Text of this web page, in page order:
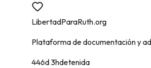
LibertadParaRuth.org
Plataforma de documentación y
446d3hdetenida